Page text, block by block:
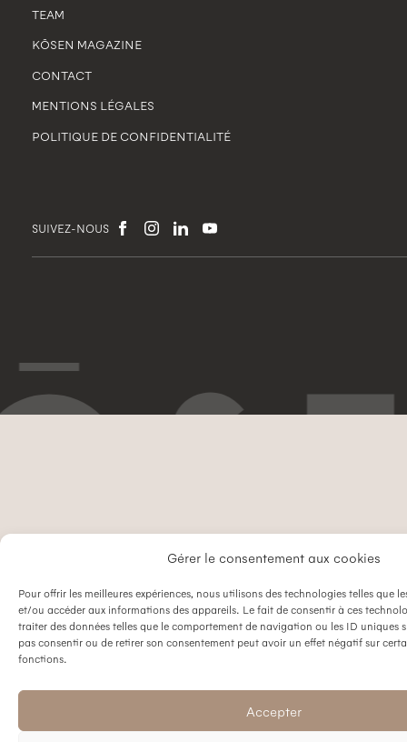
Gérer le consentement aux cookies
Pour offrir les meilleures expériences, nous utilisons des technologies telles que
et/ou accéder aux informations des appareils. Le fait de consentir à ces
traiter des données telles que le comportement de navigation ou les ID uniques
pas consentir ou de retirer son consentement peut avoir un effet négatif sur
fonctions.
Accepter
TEAM
KŌSEN MAGAZINE
CONTACT
MENTIONS LÉGALES
POLITIQUE DE CONFIDENTIALITÉ
SUIVEZ-NOUS